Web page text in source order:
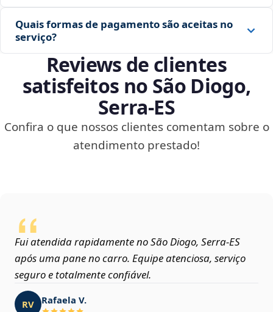
Quais formas de pagamento são aceitas no
serviço?
Reviews de clientes
satisfeitos no São Diogo,
Serra‑ES
Confira o que nossos clientes comentam sobre o
atendimento prestado!
Fui atendida rapidamente no São Diogo, Serra‑ES
após uma pane no carro. Equipe atenciosa, serviço
seguro e totalmente confiável.
RV Rafaela V.